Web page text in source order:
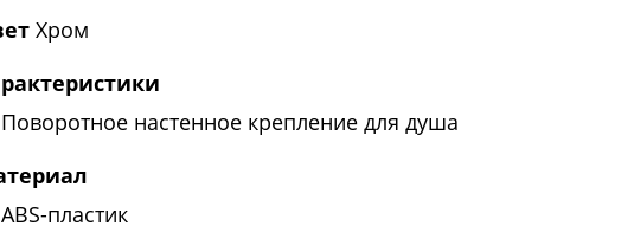
Хром
Поворотное настенное крепление для душа
ABS-пластик